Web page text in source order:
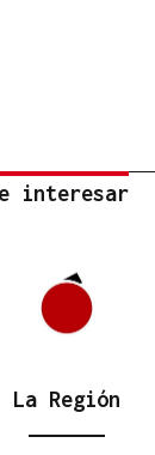
interesar
La Región